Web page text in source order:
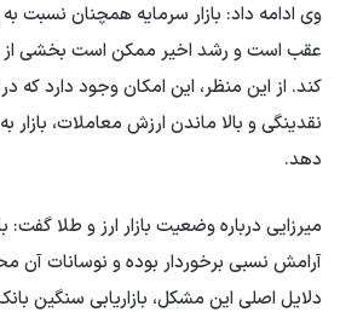
وی ادامه داد: بازار سرمایه همچنان نسبت به
عقب است و رشد اخیر ممکن است بخشی از
کند. از این منظر، این امکان وجود دارد
نقدینگی و بالا ماندن ارزش معاملات،
دهد.
میرزایی درباره وضعیت بازار ارز و طلا گفت:
آرامش نسبی برخوردار بوده و نوسانات آن
دلایل اصلی این مشکل، بازاریابی سنگین